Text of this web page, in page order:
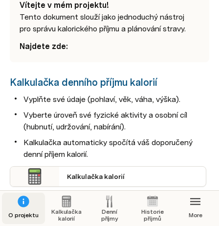
Vítejte v mém projektu!
Tento dokument slouží jako jednoduchý nástroj
pro správu kalorického příjmu a plánování stravy.
Najdete zde:
Kalkulačka denního příjmu kalorií
Vyplňte své údaje (pohlaví, věk, váha, výška).
Vyberte úroveň své fyzické aktivity a osobní cíl
(hubnutí, udržování, nabírání).
Kalkulačka automaticky spočítá váš doporučený
denní příjem kalorií.
Kalkulačka kalorií
O projektu
Kalkulačka
kalorií
Denní
příjmy
Historie
příjmů
More